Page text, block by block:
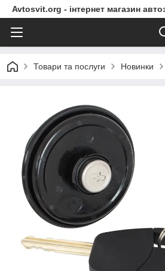
Avtosvit.org - інтернет магазин
Товари та послуги Новинки